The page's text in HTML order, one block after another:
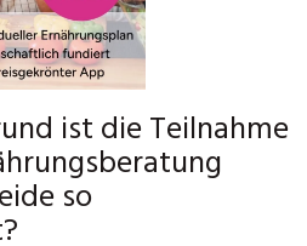
ist die Teilnahme
so